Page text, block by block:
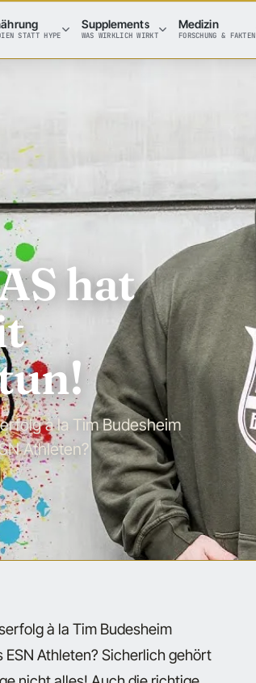
STATT HYPE
Supplements
WAS WIRKLICH WIRKT
Medizin
FORSCHUNG & FAKTEN
hat
à la Tim Budesheim
Athleten?
à la Tim Budesheim
Athleten? Sicherlich gehört